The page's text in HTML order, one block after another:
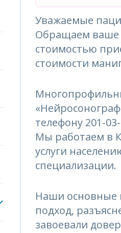
Уважаемые
Обращаем ваше
стоимостью
стоимости
телефону 201-
Мы работаем в
услуги
специализации.
Наши основные
подход,
завоевали